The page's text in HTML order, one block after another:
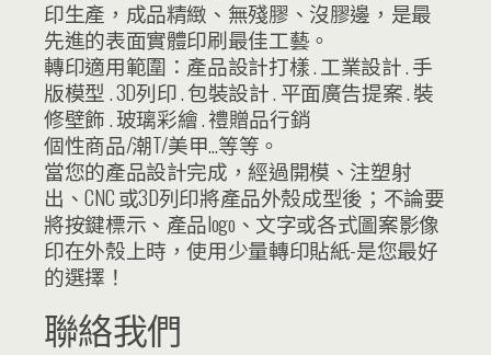
印生產，成品精緻、無殘膠、沒膠邊，是最
先進的表面實體印刷最佳工藝。
轉印適用範圍：產品設計打樣 . 工業設計 . 手
版模型 . 3D列印 . 包裝設計 . 平面廣告提案 . 裝
修壁飾 . 玻璃彩繪 . 禮贈品行銷
個性商品/潮T/美甲…等等。
當您的產品設計完成，經過開模、注塑射
出、CNC 或3D列印將產品外殼成型後；不論要
將按鍵標示、產品logo、文字或各式圖案影像
印在外殼上時，使用少量轉印貼紙-是您最好
的選擇！
聯絡我們